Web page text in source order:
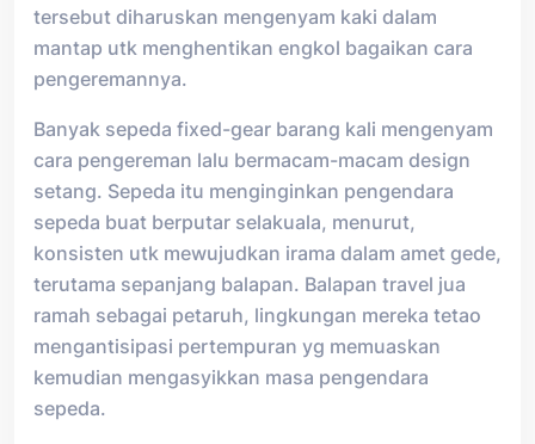
tersebut diharuskan mengenyam kaki dalam
mantap utk menghentikan engkol bagaikan cara
pengeremannya.
Banyak sepeda fixed-gear barang kali mengenyam
cara pengereman lalu bermacam-macam design
setang. Sepeda itu menginginkan pengendara
sepeda buat berputar selakuala, menurut,
konsisten utk mewujudkan irama dalam amet gede,
terutama sepanjang balapan. Balapan travel jua
ramah sebagai petaruh, lingkungan mereka tetao
mengantisipasi pertempuran yg memuaskan
kemudian mengasyikkan masa pengendara
sepeda.